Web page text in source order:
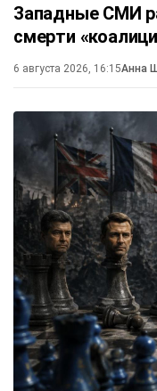
Западные СМИ
смерти
6 августа 2026, 16:15Анна